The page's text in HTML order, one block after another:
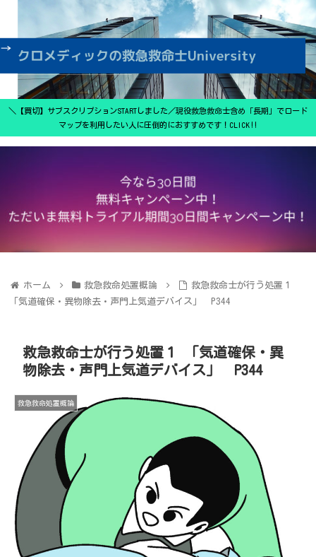
＼【買切】サブスクリプションSTARTしました／現役救急救命士含め「長期」でロード
マップを利用したい人に圧倒的におすすめです！CLICK‼
ホーム 救急救命処置概論
救急救命士が行う処置１
「気道確保・異物除去・声門上気道デバイス」 P344
救急救命士が行う処置１ 「気道確保・異
物除去・声門上気道デバイス」 P344
救急救命処置概論